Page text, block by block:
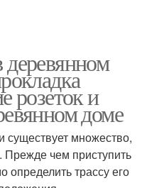
розеток и
доме
множество,
Прежде чем приступить
определить трассу его